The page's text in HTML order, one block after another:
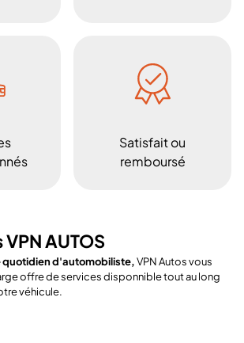
Satisfait ou
remboursé
AUTOS
quotidien d'automobiliste,VPN Autos vous
offre de services disponnible tout au long
véhicule.